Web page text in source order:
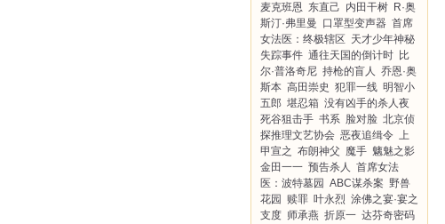
麦克班恩 东直己 内田干树 R·奥
斯汀·弗里曼 口罩型变声器 首席
女法医：终极辖区 天才少年神秘
失踪事件 通往天国的倒计时 比
尔·普洛奇尼 持枪的盲人 乔恩·奥
斯本 高田崇史 犯罪一线 明智小
五郎 堪忍箱 没有凶手的杀人夜
死谷狙击手 书系 脸对脸 北京侦
探推理文艺协会 恶夜追缉令 上
甲宣之 布朗神父 魔手 魑魅之影
金田一一 预告杀人 首席女法
医：波特墓园 ABC谋杀案 野兽
花园 赎罪 叶永烈 涂佛之宴·宴之
支度 师承燕 折原一 达芬奇密码